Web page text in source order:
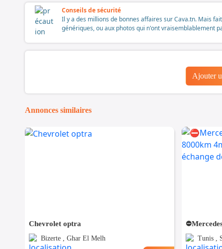
Conseils de sécurité
Il y a des millions de bonnes affaires sur Cava.tn. Mais
génériques, ou aux photos qui n'ont vraisemblablement
Ajouter
Annonces similaires
Chevrolet optra
Bizerte , Ghar El Melh Tunis ,